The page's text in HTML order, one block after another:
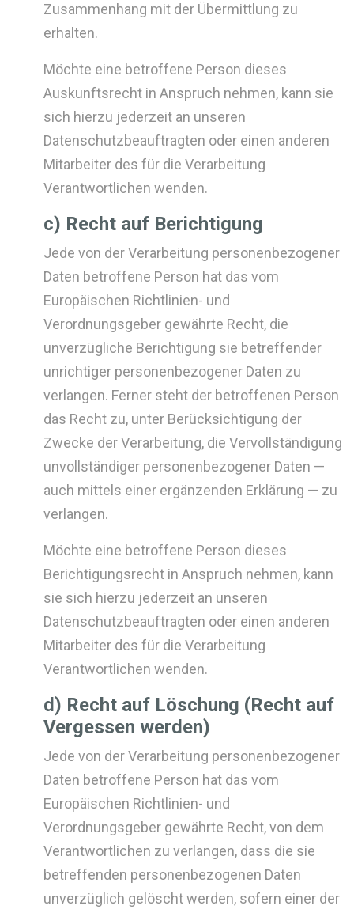
Zusammenhang mit der Übermittlung zu
erhalten.
Möchte eine betroffene Person dieses
Auskunftsrecht in Anspruch nehmen, kann sie
sich hierzu jederzeit an unseren
Datenschutzbeauftragten oder einen anderen
Mitarbeiter des für die Verarbeitung
Verantwortlichen wenden.
c) Recht auf Berichtigung
Jede von der Verarbeitung personenbezogener
Daten betroffene Person hat das vom
Europäischen Richtlinien- und
Verordnungsgeber gewährte Recht, die
unverzügliche Berichtigung sie betreffender
unrichtiger personenbezogener Daten zu
verlangen. Ferner steht der betroffenen Person
das Recht zu, unter Berücksichtigung der
Zwecke der Verarbeitung, die Vervollständigung
unvollständiger personenbezogener Daten —
auch mittels einer ergänzenden Erklärung — zu
verlangen.
Möchte eine betroffene Person dieses
Berichtigungsrecht in Anspruch nehmen, kann
sie sich hierzu jederzeit an unseren
Datenschutzbeauftragten oder einen anderen
Mitarbeiter des für die Verarbeitung
Verantwortlichen wenden.
d) Recht auf Löschung (Recht auf
Vergessen werden)
Jede von der Verarbeitung personenbezogener
Daten betroffene Person hat das vom
Europäischen Richtlinien- und
Verordnungsgeber gewährte Recht, von dem
Verantwortlichen zu verlangen, dass die sie
betreffenden personenbezogenen Daten
unverzüglich gelöscht werden, sofern einer der